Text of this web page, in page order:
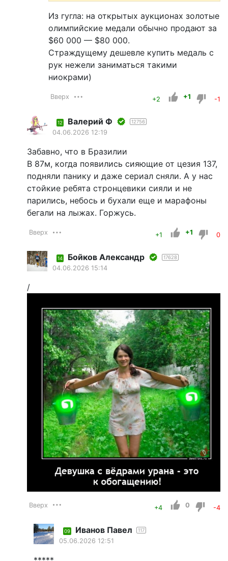
Из гугла: на открытых аукционах золотые
олимпийские медали обычно продают за
$60 000 — $80 000.
Страждущему дешевле купить медаль с
рук нежели заниматься такими
ниокрами)
Вверх +2 +1 -1
12 Валерий Ф 12756
04.06.2026 12:19
Забавно, что в Бразилии
В 87м, когда появились сияющие от цезия 137,
подняли панику и даже сериал сняли. А у нас
стойкие ребята стронцевики сияли и не
парились, небось и бухали еще и марафоны
бегали на лыжах. Горжусь.
Вверх +1 +1 0
14 Бойков Александр 17628
04.06.2026 15:14
/
Вверх +4 0 -4
09 Иванов Павел 117
05.06.2026 12:51